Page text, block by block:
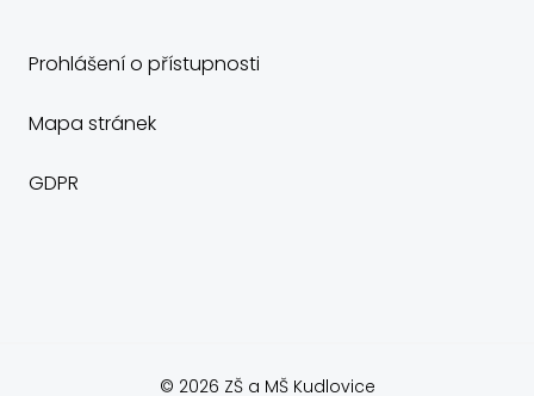
Prohlášení o přístupnosti
Mapa stránek
GDPR
© 2026 ZŠ a MŠ Kudlovice